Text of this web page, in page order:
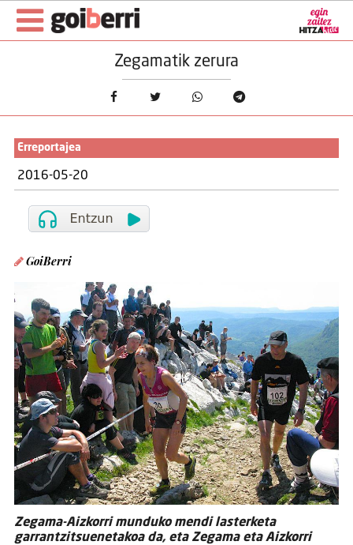
Zegamatik zerura
Erreportajea
2016-05-20
GoiBerri
Zegama-Aizkorri munduko mendi lasterketa
garrantzitsuenetakoa da, eta Zegama eta Aizkorri